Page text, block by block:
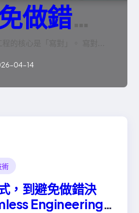
做錯決
04-14
術
，到避免做錯決
Engineering